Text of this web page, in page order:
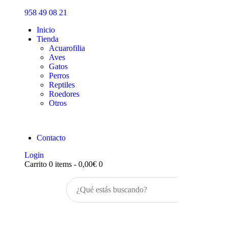
958 49 08 21
Inicio
Tienda
Acuarofilia
Aves
Gatos
Perros
Reptiles
Roedores
Otros
Contacto
Login
Carrito 0 items - 0,00€ 0
Inicio